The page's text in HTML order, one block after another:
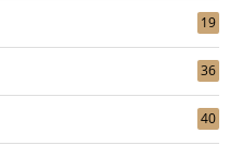
19
36
40